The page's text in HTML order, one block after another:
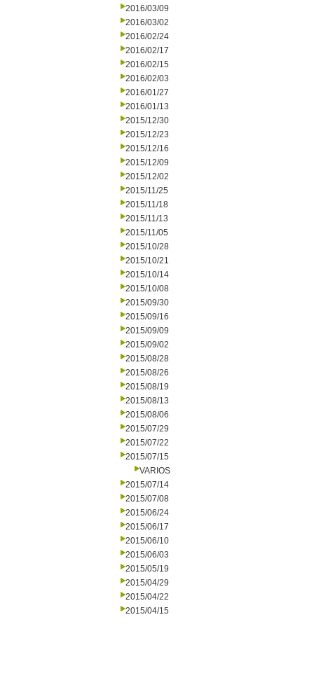
2016/03/09
2016/03/02
2016/02/24
2016/02/17
2016/02/15
2016/02/03
2016/01/27
2016/01/13
2015/12/30
2015/12/23
2015/12/16
2015/12/09
2015/12/02
2015/11/25
2015/11/18
2015/11/13
2015/11/05
2015/10/28
2015/10/21
2015/10/14
2015/10/08
2015/09/30
2015/09/16
2015/09/09
2015/09/02
2015/08/28
2015/08/26
2015/08/19
2015/08/13
2015/08/06
2015/07/29
2015/07/22
2015/07/15
VARIOS
2015/07/14
2015/07/08
2015/06/24
2015/06/17
2015/06/10
2015/06/03
2015/05/19
2015/04/29
2015/04/22
2015/04/15